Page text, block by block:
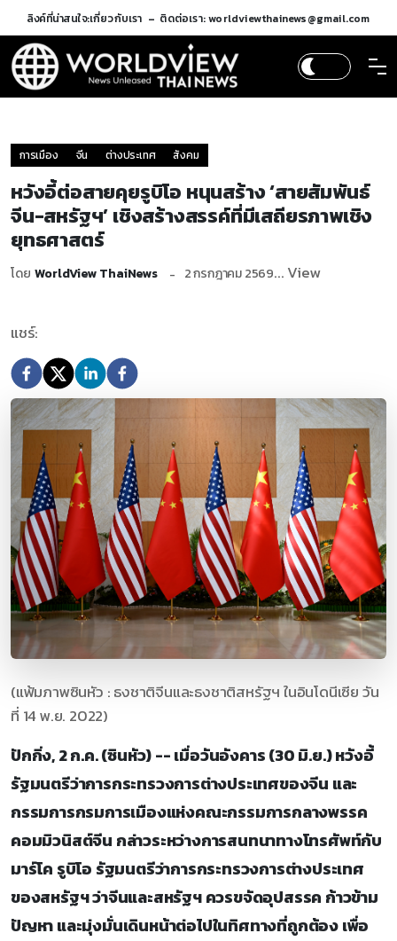
ลิงค์ที่น่าสนใจ:เกี่ยวกับเรา ติดต่อเรา: worldviewthainews@gmail.com
การเมือง จีน ต่างประเทศ สังคม
หวังอี้ต่อสายคุยรูบิโอ หนุนสร้าง ‘สายสัมพันธ์
จีน-สหรัฐฯ’ เชิงสร้างสรรค์ที่มีเสถียรภาพเชิง
ยุทธศาสตร์
โดย WorldView ThaiNews 2 กรกฎาคม 2569... View
แชร์:
(แฟ้มภาพซินหัว : ธงชาติจีนและธงชาติสหรัฐฯ ในอินโดนีเซีย วัน
ที่ 14 พ.ย. 2022)
ปักกิ่ง, 2 ก.ค. (ซินหัว) -- เมื่อวันอังคาร (30 มิ.ย.) หวังอี้
รัฐมนตรีว่าการกระทรวงการต่างประเทศของจีน และ
กรรมการกรมการเมืองแห่งคณะกรรมการกลางพรรค
คอมมิวนิสต์จีน กล่าวระหว่างการสนทนาทางโทรศัพท์กับ
มาร์โค รูบิโอ รัฐมนตรีว่าการกระทรวงการต่างประเทศ
ของสหรัฐฯ ว่าจีนและสหรัฐฯ ควรขจัดอุปสรรค ก้าวข้าม
ปัญหา และมุ่งมั่นเดินหน้าต่อไปในทิศทางที่ถูกต้อง เพื่อ